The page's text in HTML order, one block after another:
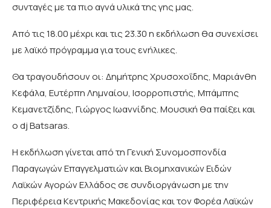
συνταγές με τα πιο αγνά υλικά της γης μας.
Από τις 18.00 μέχρι και τις 23.30 η εκδήλωση θα συνεχίσει
με λαϊκό πρόγραμμα για τους ενήλικες.
Θα τραγουδήσουν οι: Δημήτρης Χρυσοχοΐδης, Μαριάνθη
Κεφάλα, Ευτέρπη Λημναίου, Ισορροπιστής, Μπάμπης
Κεμανετζίδης, Γιώργος Ιωαννίδης. Μουσική θα παίξει και
ο dj Batsaras.
Η εκδήλωση γίνεται από τη Γενική Συνομοσπονδία
Παραγωγών Επαγγελματιών και Βιομηχανικών Ειδών
Λαϊκών Αγορών Ελλάδος σε συνδιοργάνωση με την
Περιφέρεια Κεντρικής Μακεδονίας και τον Φορέα Λαϊκών